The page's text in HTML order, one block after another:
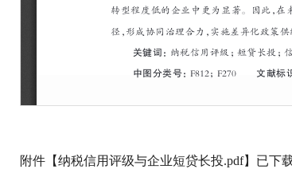
附件【纳税信用评级与企业短贷长投.pdf】已下